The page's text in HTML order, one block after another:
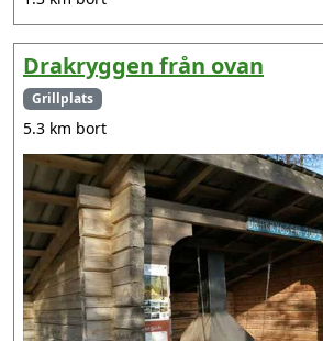
Drakryggen från ovan
Grillplats
5.3 km bort